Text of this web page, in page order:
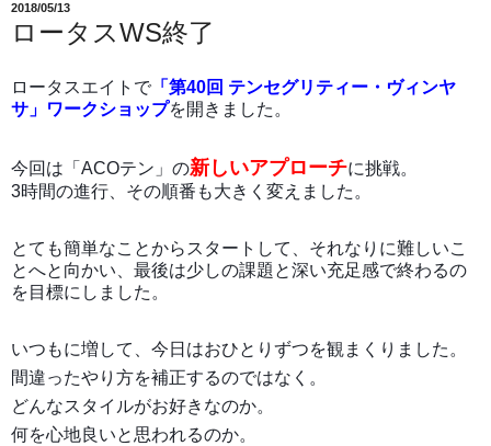
2018/05/13
ロータスWS終了
ロータスエイトで 「第40回 テンセグリティー・ヴィンヤ
サ」ワークショップを開きました。
今回は「ACOテン」の新しいアプローチに挑戦。
3時間の進行、その順番も大きく変えました。
とても簡単なことからスタートして、それなりに難しいこ
とへと向かい、最後は少しの課題と深い充足感で終わるの
を目標にしました。
いつもに増して、今日はおひとりずつを観まくりました。
間違ったやり方を補正するのではなく。
どんなスタイルがお好きなのか。
何を心地良いと思われるのか。